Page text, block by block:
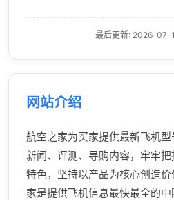
最后更新: 2026-07-
网站介绍
航空之家为买家提供最新飞机型
新闻、评测、导购内容，牢牢把
特色，坚持以产品为核心创造
家是提供飞机信息最快最全的中